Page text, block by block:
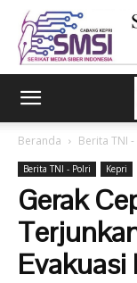
Beranda Berita TNI
Berita TNI - Polri Kepri
Gerak